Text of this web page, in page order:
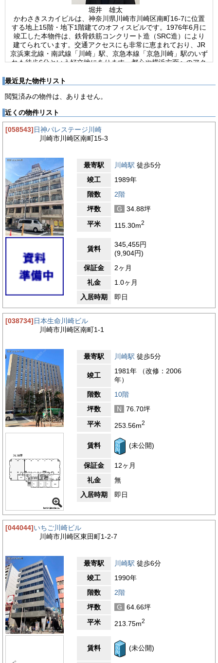
堀井 雄太
かわさきスカイビルは、神奈川県川崎市川崎区南町16-7に位置
する地上15階・地下1階建てのオフィスビルです。1976年6月に
竣工した本物件は、鉄骨鉄筋コンクリート造（SRC造）により
建てられています。交通アクセスにも非常に恵まれており、JR
京浜東北線・南武線「川崎」駅、京急本線「京急川崎」駅のいず
れも徒歩6分という好立地にあります。都心や横浜方面へのアク
揮します。駅からフラットな道のりでアクセスできるため、天候
設置されており、各フロアへの移動がスムーズに行えます。室内
り、テナントごと、時間帯ごとの柔軟な温度管理が可能です。ま
た、男女別トイレは室外に設置されており、プライバシーにも配
慮されています。通信環境についても、光ファイバーの引き込み
が可能となっており、高速インターネット回線を必要とする業務
とっても、安心して業務を展開できる環境が整っています。さら
に、かわさきスカイビルは24時間使用可能であるため、業務時
間の自由度が高く、フレックス勤務や夜間稼働を行う企業、ある
いは緊急対応が求められる業種にも適しています。総じて、かわ
さきスカイビルはアクセス性・設備面・フレキシビリティに優れ
たオフィスビルであり、さまざまな業種に対応できる実用性の高
い物件です。川崎エリアでの本格的な事業展開を目指す企業にと
って、安定したビジネス環境を構築できる優良な選択肢といえる
でしょう。
【周辺ガイド】
かわさきスカイビルが位置する川崎市川崎区南町は、川崎駅東口
エリアの利便性の高い立地にあります。このエリアは商業施設や
業務ビル、公共機関が密集する川崎市の中心エリアの一つであ
り、日々の業務に必要な機能が徒歩圏内に集まっています。周辺
といった大型商業施設があり、飲食、物販、サービス施設が充実
しています。仕事の合間のランチや、勤務後の買い物、気分転換
に映画鑑賞やカフェ利用など、ビジネスライフに彩りを加える施
設が身近に揃っているのが大きな魅力です。また、ファストフー
ドやカジュアルなレストランから、落ち着いた雰囲気の専門店ま
客時の接待などにも柔軟に対応できます。さらに、近隣には三井
住友銀行やみずほ銀行、三菱UFJ銀行といった主要な金融機関の
支店や、川崎中央郵便局なども徒歩圏内にあり、日常的な銀行手
続きや郵便物の発送、各種契約処理がスムーズに行えます。こう
したビジネスインフラが充実していることで、日々の業務を効率
的に進めることができます。このように、かわさきスカイビルの
周辺は、交通アクセスに優れているだけでなく、商業施設や生活
支援施設、金融・行政機関が充実しており、ビジネスを支えるさ
まざまな環境が整っています。従業員にとっても快適で便利な立
地であり、企業にとっては、業務効率や働きやすさを両立できる
理想的なビジネス拠点といえるでしょう。
【評価】 3.5
設備
エントランス
最近見た物件リスト
閲覧済みの物件は、ありません。
近くの物件リスト
[058543]日神パレステージ川崎
川崎市川崎区南町15-3
最寄駅 川崎駅 徒歩5分
竣工
1989年
階数
2階
坪数
G
34.88坪
平米
115.30m2
賃料
345,455円
(9,904円)
保証金
2ヶ月
礼金
1.0ヶ月
入居時期
即日
[038734]日本生命川崎ビル
川崎市川崎区南町1-1
最寄駅 川崎駅 徒歩5分
竣工
1981年 （改修：2006
年）
階数
10階
坪数
N
76.70坪
平米
253.56m2
賃料 (未公開)
保証金
12ヶ月
礼金
無
入居時期
即日
[044044]いちご川崎ビル
川崎市川崎区東田町1-2-7
最寄駅 川崎駅 徒歩6分
竣工
1990年
階数
2階
坪数
G
64.66坪
平米
213.75m2
賃料 (未公開)